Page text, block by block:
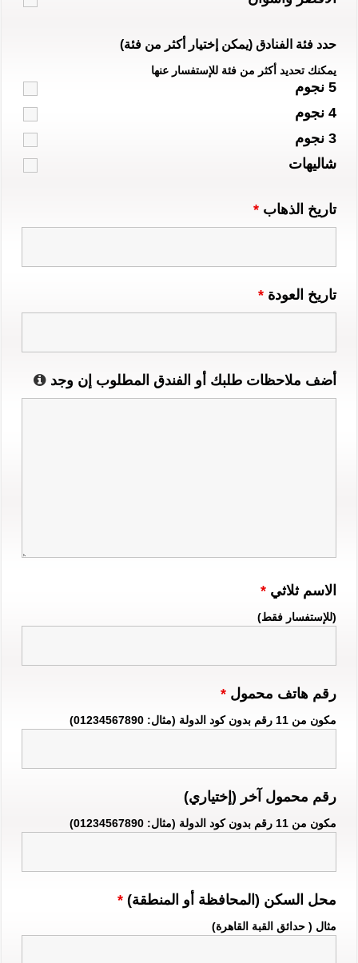
حدد فئة الفنادق (يمكن إختيار أكثر من فئة)
5 نجوم
4 نجوم
3 نجوم
شاليهات
يمكنك تحديد أكثر من فئة للإستفسار عنها
تاريخ الذهاب*
تاريخ العودة*
أضف ملاحظات طلبك أو الفندق المطلوب إن وجد
الاسم ثلاثي*
(للإستفسار فقط)
رقم هاتف محمول*
مكون من 11 رقم بدون كود الدولة (مثال: 01234567890)
رقم محمول آخر (إختياري)
مكون من 11 رقم بدون كود الدولة (مثال: 01234567890)
محل السكن (المحافظة أو المنطقة)*
مثال ( حدائق القبة القاهرة)